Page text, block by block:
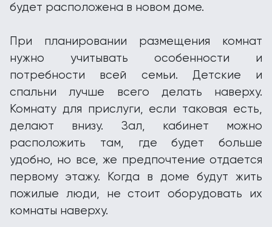
будет расположена в новом доме.
При планировании размещения комнат
нужно учитывать особенности и
потребности всей семьи. Детские и
спальни лучше всего делать наверху.
Комнату для прислуги, если таковая есть,
делают внизу. Зал, кабинет можно
расположить там, где будет больше
удобно, но все, же предпочтение отдается
первому этажу. Когда в доме будут жить
пожилые люди, не стоит оборудовать их
комнаты наверху.